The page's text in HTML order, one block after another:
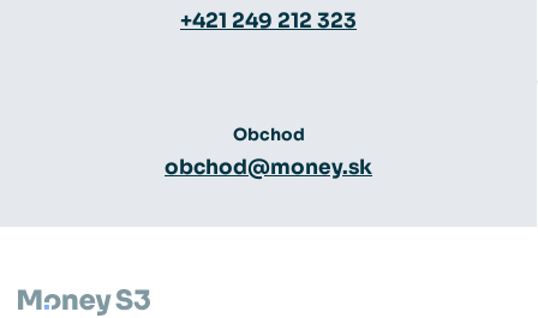
+421 249 212 323
Obchod
obchod@money.sk